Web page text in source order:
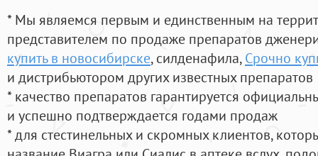
* Мы являемся первым и единственным на
представителем по продаже препаратов
купить в новосибирске, силденафила, Срочно
и дистрибьютором других известных препаратов
* качество препаратов гарантируется
и успешно подтверждается годами продаж
* для стестинельных и скромных клиентов,